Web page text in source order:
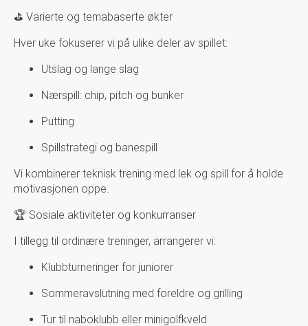
⛳ Varierte og temabaserte økter
Hver uke fokuserer vi på ulike deler av spillet:
Utslag og lange slag
Nærspill: chip, pitch og bunker
Putting
Spillstrategi og banespill
Vi kombinerer teknisk trening med lek og spill for å holde
motivasjonen oppe.
🏆 Sosiale aktiviteter og konkurranser
I tillegg til ordinære treninger, arrangerer vi:
Klubbturneringer for juniorer
Sommeravslutning med foreldre og grilling
Tur til naboklubb eller minigolfkveld